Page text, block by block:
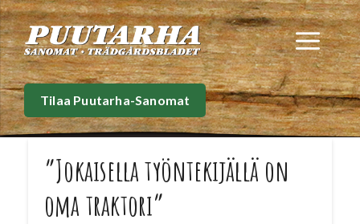
Siirry
sisältöön
Tilaa Puutarha-Sanomat
”Jokaisella työntekijällä on
oma traktori”